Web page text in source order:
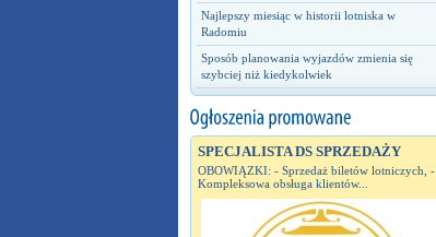
Najlepszy miesiąc w historii lotniska w
Radomiu
Sposób planowania wyjazdów zmienia się
szybciej niż kiedykolwiek
SPECJALISTA DS SPRZEDAŻY
OBOWIĄZKI: - Sprzedaż biletów lotniczych, -
Kompleksowa obsługa klientów...